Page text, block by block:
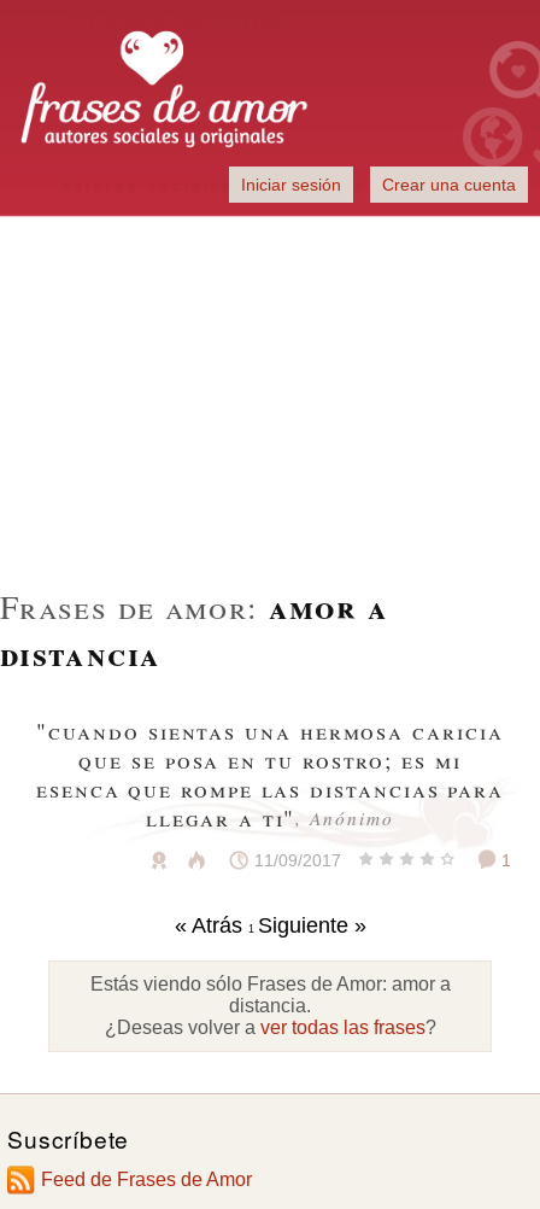
Autores sociales y originales
Iniciar sesión Crear una cuenta
Frases de amor: amor a
distancia
"cuando sientas una hermosa caricia
que se posa en tu rostro; es mi
esenca que rompe las distancias para
llegar a ti", Anónimo
11/09/2017 1
« Atrás 1 Siguiente »
Estás viendo sólo Frases de Amor: amor a
distancia.
¿Deseas volver a ver todas las frases?
Suscríbete
Feed de Frases de Amor